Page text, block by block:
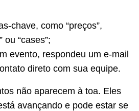
chave, como “preços”,
ou “cases”;
evento, respondeu um e-mail
direto com sua equipe.
não aparecem à toa. Eles
avançando e pode estar se